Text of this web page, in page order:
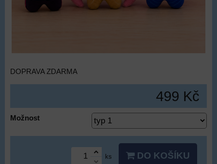
DOPRAVA ZDARMA
499 Kč
Možnost
ks DO KOŠÍKU